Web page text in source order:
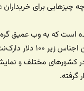
چیزهایی برای
فعالیتش، بشه گالری
در کشورهای مختلف و
گرفته.